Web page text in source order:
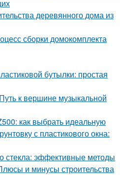
деревянного дома из
сборки домокомплекта
бутылки: простая
к вершине музыкальной
как выбрать идеальную
с пластикового окна:
стекла: эффективные методы
и минусы строительства